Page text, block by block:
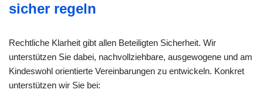
sicher regeln
Rechtliche Klarheit gibt allen Beteiligten Sicherheit. Wir
unterstützen Sie dabei, nachvollziehbare, ausgewogene und am
Kindeswohl orientierte Vereinbarungen zu entwickeln. Konkret
unterstützen wir Sie bei: